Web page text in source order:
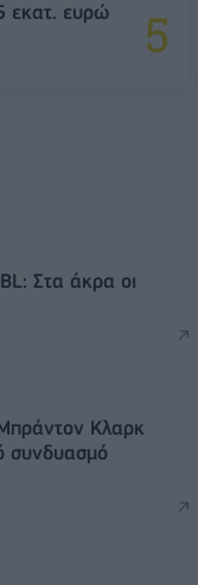
εκατ. ευρώ
Στα άκρα οι
Κλαρκ
συνδυασμό